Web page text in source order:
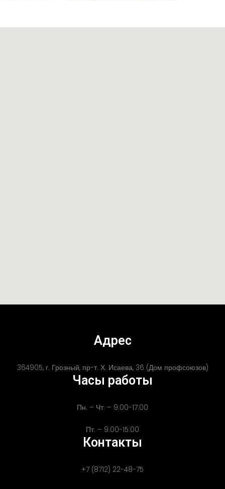
Адрес
364905, г. Грозный, пр-т. Х. Исаева, 36 (Дом профсоюзов)
Часы работы
Пн. – Чт. – 9:00-17:00
Пт. – 9:00-15:00
Контакты
+7 (8712) 22-48-75